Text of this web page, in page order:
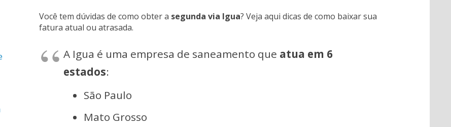
Você tem dúvidas de como obter a segunda via Igua? Veja aqui dicas de como baixar sua
fatura atual ou atrasada.
A Igua é uma empresa de saneamento que atua em 6
estados:
São Paulo
Mato Grosso